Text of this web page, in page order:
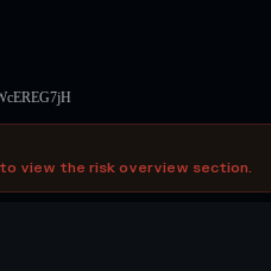
view the risk overview section.